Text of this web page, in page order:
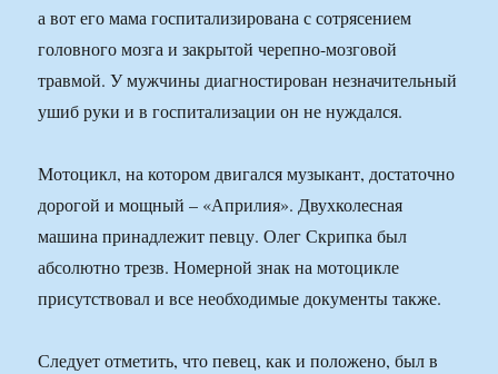
а вот его мама госпитализирована с сотрясением
головного мозга и закрытой черепно-мозговой
травмой. У мужчины диагностирован незначительный
ушиб руки и в госпитализации он не нуждался.
Мотоцикл, на котором двигался музыкант, достаточно
дорогой и мощный – «Априлия». Двухколесная
машина принадлежит певцу. Олег Скрипка был
абсолютно трезв. Номерной знак на мотоцикле
присутствовал и все необходимые документы также.
Следует отметить, что певец, как и положено, был в